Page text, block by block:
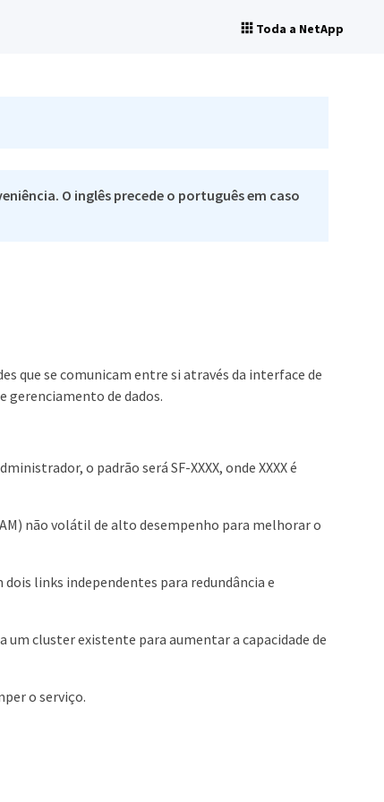
Toda a NetApp
O inglês precede o português em caso
que se comunicam entre si através da interface de
gerenciamento de dados.
o padrão será SF-XXXX, onde XXXX é
não volátil de alto desempenho para melhorar o
links independentes para redundância e
um cluster existente para aumentar a capacidade de
o serviço.